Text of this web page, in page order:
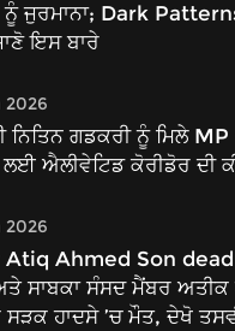
ਨੂੰ ਜੁਰਮਾਨਾ; Dark
ਇਸ ਬਾਰੇ
2026
ਨਿਤਿਨ ਗਡਕਰੀ ਨੂੰ ਮਿਲੇ
ਐਲੀਵੇਟਿਡ ਕੋਰੀਡੋਰ ਦੀ
2026
Ahmed Son dead
ਸਾਬਕਾ ਸੰਸਦ ਮੈਂਬਰ
ਹਾਦਸੇ ’ਚ ਮੌਤ, ਦੇਖੋ